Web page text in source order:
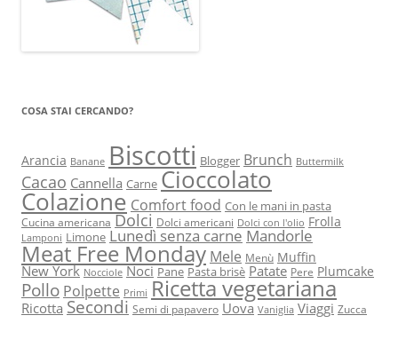
COSA STAI CERCANDO?
Arancia Banane Biscotti Blogger Brunch Buttermilk
Cacao Cannella Carne Cioccolato
Colazione Comfort food Con le mani in pasta
Cucina americana Dolci Dolci americani Dolci con l'olio Frolla
Lamponi Limone Lunedì senza carne Mandorle
Meat Free Monday Mele Menù Muffin
New York Nocciole Noci Pane Pasta brisè Patate Pere Plumcake
Pollo Polpette Primi Ricetta vegetariana
Ricotta Secondi Semi di papavero Uova Vaniglia Viaggi Zucca